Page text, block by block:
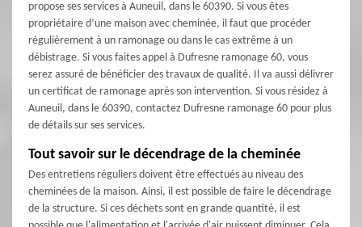
propose ses services à Auneuil, dans le 60390. Si vous êtes
propriétaire d’une maison avec cheminée, il faut que procéder
régulièrement à un ramonage ou dans le cas extrême à un
débistrage. Si vous faites appel à Dufresne ramonage 60, vous
serez assuré de bénéficier des travaux de qualité. Il va aussi délivrer
un certificat de ramonage après son intervention. Si vous résidez à
Auneuil, dans le 60390, contactez Dufresne ramonage 60 pour plus
de détails sur ses services.
Tout savoir sur le décendrage de la cheminée
Des entretiens réguliers doivent être effectués au niveau des
cheminées de la maison. Ainsi, il est possible de faire le décendrage
de la structure. Si ces déchets sont en grande quantité, il est